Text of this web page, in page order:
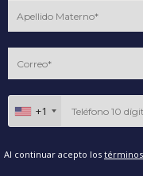
+1
Al continuar acepto los